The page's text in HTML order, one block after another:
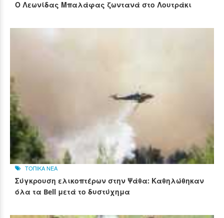
Ο Λεωνίδας Μπαλάφας ζωντανά στο Λουτράκι
ΤΟΠΙΚΑ ΝΕΑ
Σύγκρουση ελικοπτέρων στην Ψάθα: Καθηλώθηκαν
όλα τα Bell μετά το δυστύχημα